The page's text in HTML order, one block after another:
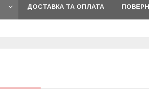
ДОСТАВКА ТА ОПЛАТА